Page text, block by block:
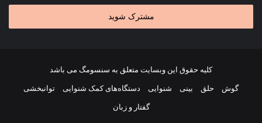
خود
وارد
کلیه حقوق این وبسایت متعلق به سنسومگ می باشد
گوش حلق بینی شنوایی دستگاه‌های کمک شنوایی توانبخشی
گفتار و زبان